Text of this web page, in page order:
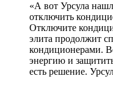
«А вот Урсула
отключить
Отключите
элита продолжит
кондиционерами.
энергию и
есть решение.